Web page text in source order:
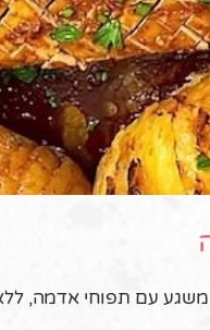
עם תפוחי אדמה,